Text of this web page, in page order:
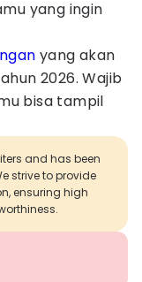
yang ingin
yang akan
2026. Wajib
bisa tampil
and has been
strive to provide
ensuring high